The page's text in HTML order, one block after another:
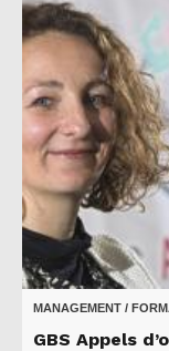
MANAGEMENT /
GBS Appels